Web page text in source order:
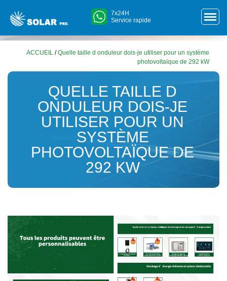
7x24H
Service rapide
ACCUEIL /Quelle taille d onduleur dois-je utiliser pour un système
photovoltaïque de 292 kW
QUELLE TAILLE D
ONDULEUR DOIS-JE
UTILISER POUR UN
SYSTÈME
PHOTOVOLTAÏQUE DE
292 KW